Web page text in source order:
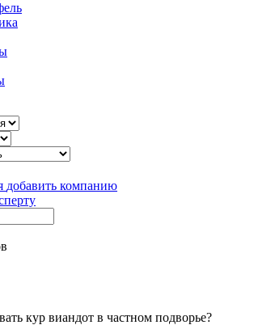
добавить компанию
кур виандот в частном подворье?